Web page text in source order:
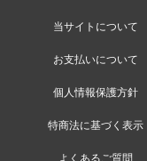
当サイトについて
お支払いについて
個人情報保護方針
特商法に基づく表示
よくあるご質問